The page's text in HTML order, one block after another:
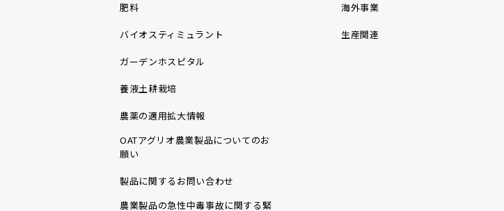
肥料
バイオスティミュラント
ガーデンホスピタル
養液土耕栽培
農薬の適用拡大情報
OATアグリオ農業製品についてのお
願い
製品に関するお問い合わせ
農業製品の急性中毒事故に関する緊
海外事業
生産関連